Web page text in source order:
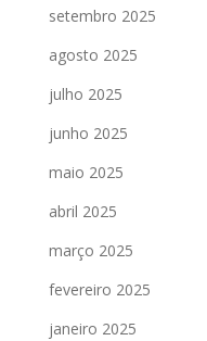
setembro 2025
agosto 2025
julho 2025
junho 2025
maio 2025
abril 2025
março 2025
fevereiro 2025
janeiro 2025